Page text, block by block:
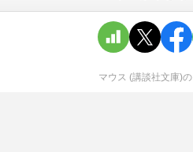
マウス (講談社文庫)の